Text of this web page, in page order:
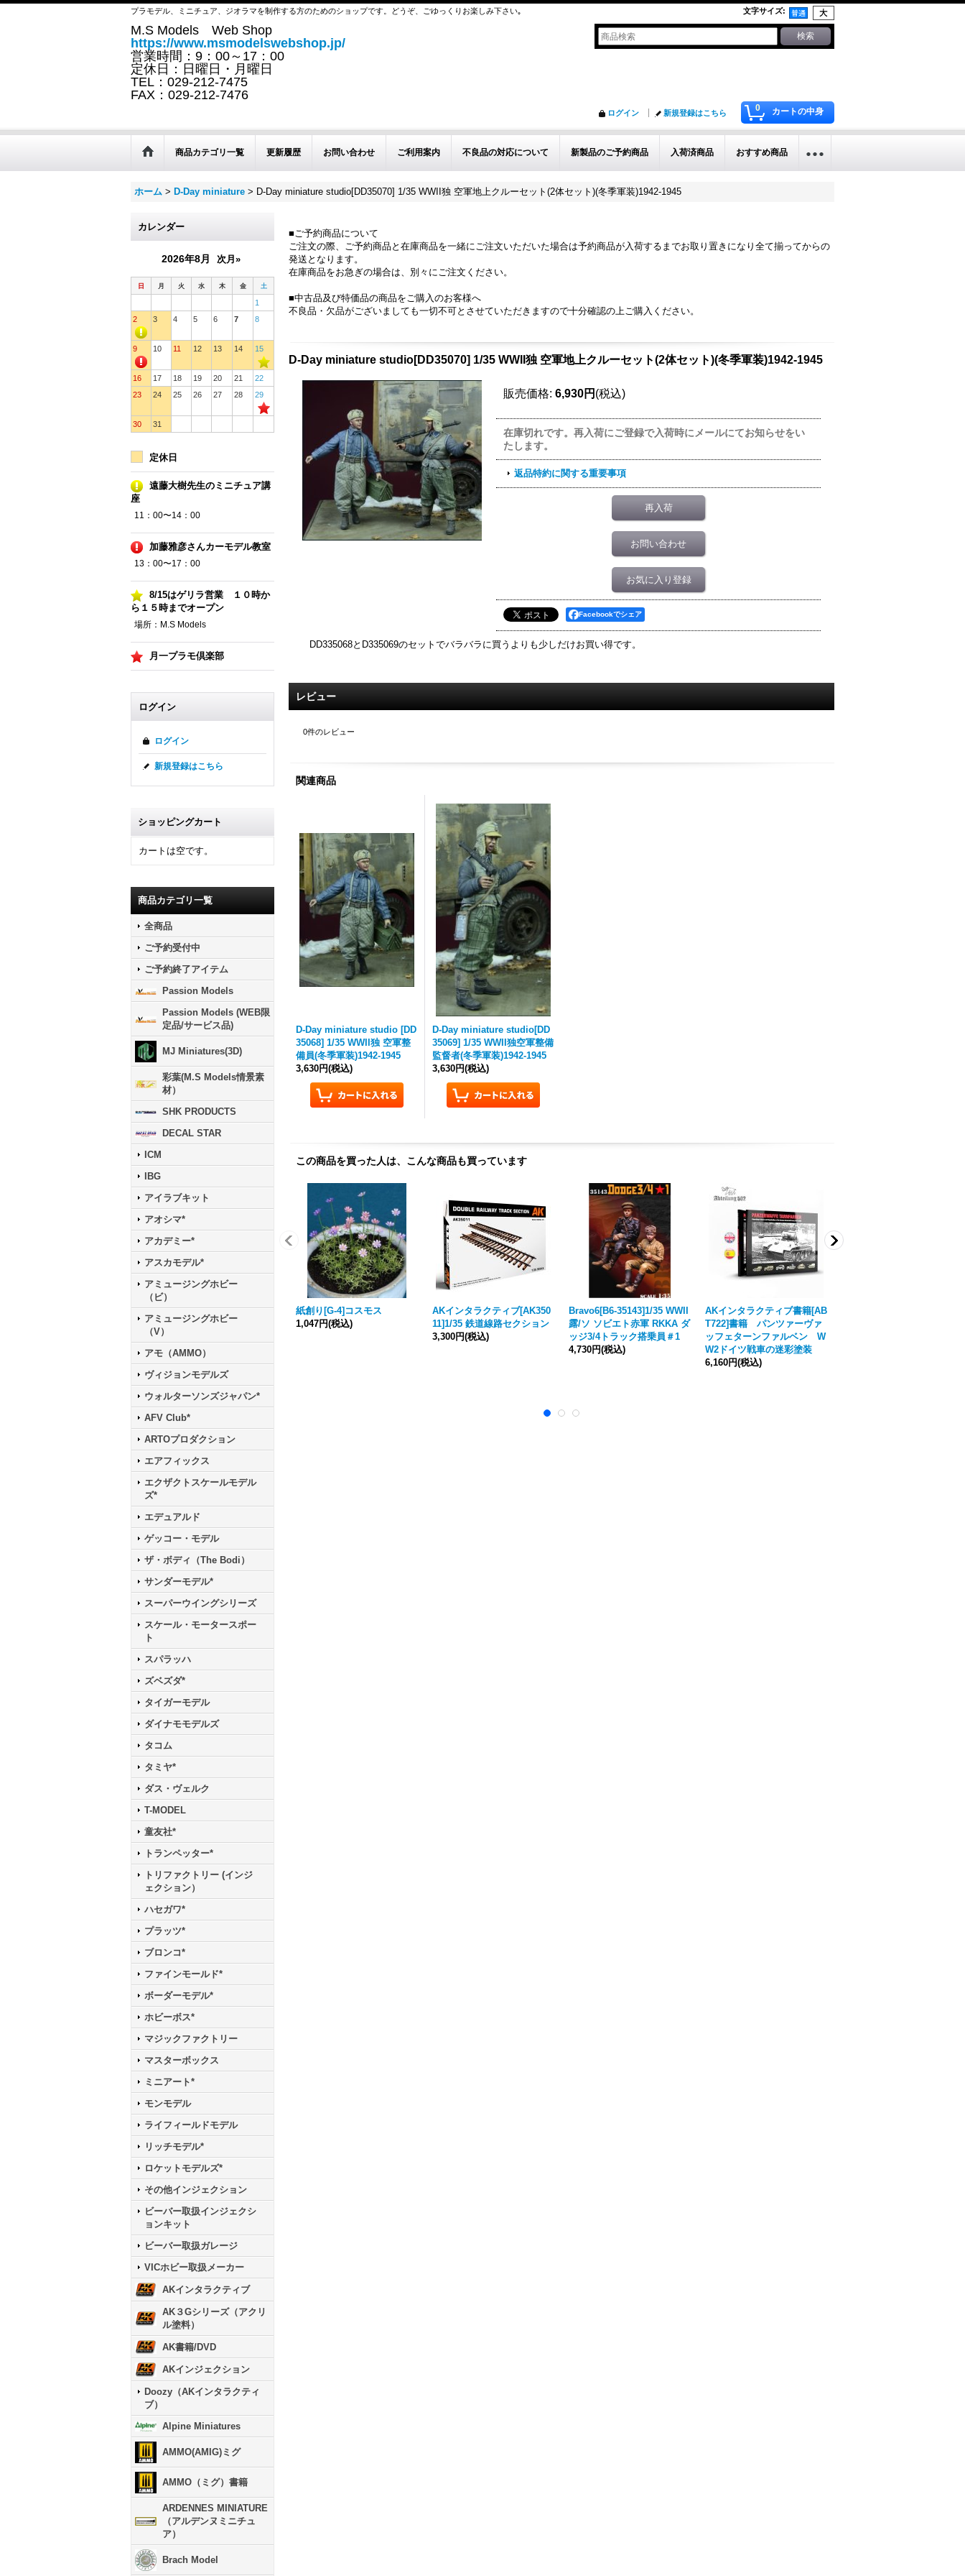
プラモデル、ミニチュア、ジオラマを制作する方のためのショップです。どうぞ、ごゆっくりお楽しみ下さい｡ 文字サイズ:
M.S Models Web Shop
https://www.msmodelswebshop.jp/
営業時間：9：00～17：00
定休日：日曜日・月曜日
TEL：029-212-7475
FAX：029-212-7476
0 カートの中身
ログイン 新規登録はこちら
商品カテゴリ一覧 更新履歴 お問い合わせ ご利用案内 不良品の対応について 新製品のご予約商品 入荷済商品 おすすめ商品
ホーム > D-Day miniature > D-Day miniature studio[DD35070] 1/35 WWII独 空軍地上クルーセット(2体セット)(冬季軍装)1942-1945
カレンダー
2026年8月 次月»
日 月 火 水 木 金 土
1
2
3 4 5 6 7 8
9 10 11 12 13 14 15
16 17 18 19 20 21
22
23
24 25 26 27 28 29
30 31
定休日
遠藤大樹先生のミニチュア講
座
11：00〜14：00
加藤雅彦さんカーモデル教室
13：00〜17：00
8/15はゲリラ営業 １０時か
ら１５時までオープン
場所：M.S Models
月一プラモ倶楽部
ログイン
ログイン
新規登録はこちら
ショッピングカート
カートは空です。
商品カテゴリ一覧
全商品
ご予約受付中
ご予約終了アイテム
Passion Models
Passion Models (WEB限
定品/サービス品)
MJ Miniatures(3D)
彩葉(M.S Models情景素
材）
SHK PRODUCTS
DECAL STAR
ICM
IBG
アイラブキット
アオシマ*
アカデミー*
アスカモデル*
アミュージングホビー
（ビ）
アミュージングホビー
（V）
アモ（AMMO）
ヴィジョンモデルズ
ウォルターソンズジャパン*
AFV Club*
ARTOプロダクション
エアフィックス
エクザクトスケールモデル
ズ*
エデュアルド
ゲッコー・モデル
ザ・ボディ（The Bodi）
サンダーモデル*
スーパーウイングシリーズ
スケール・モータースポー
ト
スパラッハ
ズベズダ*
タイガーモデル
ダイナモモデルズ
タコム
タミヤ*
ダス・ヴェルク
T-MODEL
童友社*
トランペッター*
トリファクトリー (インジ
ェクション）
ハセガワ*
プラッツ*
ブロンコ*
ファインモールド*
ボーダーモデル*
ホビーボス*
マジックファクトリー
マスターボックス
ミニアート*
モンモデル
ライフィールドモデル
リッチモデル*
ロケットモデルズ*
その他インジェクション
ビーバー取扱インジェクシ
ョンキット
ビーバー取扱ガレージ
VICホビー取扱メーカー
AKインタラクティブ
AK３Gシリーズ（アクリ
ル塗料）
AK書籍/DVD
AKインジェクション
Doozy（AKインタラクティ
ブ）
Alpine Miniatures
AMMO(AMIG)ミグ
AMMO（ミグ）書籍
ARDENNES MINIATURE
（アルデンヌミニチュ
ア）
Brach Model
■ご予約商品について
ご注文の際、ご予約商品と在庫商品を一緒にご注文いただいた場合は予約商品が入荷するまでお取り置きになり全て揃ってからの
発送となります。
在庫商品をお急ぎの場合は、別々にご注文ください。
■中古品及び特価品の商品をご購入のお客様へ
不良品・欠品がございましても一切不可とさせていただきますので十分確認の上ご購入ください。
D-Day miniature studio[DD35070] 1/35 WWII独 空軍地上クルーセット(2体セット)(冬季軍装)1942-1945
販売価格: 6,930円 (税込)
在庫切れです。再入荷にご登録で入荷時にメールにてお知らせをい
たします。
返品特約に関する重要事項
再入荷
お問い合わせ
お気に入り登録
Facebookでシェア
DD335068とD335069のセットでバラバラに買うよりも少しだけお買い得です。
レビュー
0件のレビュー
関連商品
D-Day miniature studio [DD
35068] 1/35 WWII独 空軍整
備員(冬季軍装)1942-1945
3,630円(税込)
D-Day miniature studio[DD
35069] 1/35 WWII独空軍整備
監督者(冬季軍装)1942-1945
3,630円(税込)
この商品を買った人は、こんな商品も買っています
紙創り[G-4]コスモス
1,047円(税込)
AKインタラクティブ[AK350
11]1/35 鉄道線路セクション
3,300円(税込)
Bravo6[B6-35143]1/35 WWII
露/ソ ソビエト赤軍 RKKA ダ
ッジ3/4トラック搭乗員＃1
4,730円(税込)
AKインタラクティブ書籍[AB
T722]書籍 パンツァーヴァ
ッフェターンファルベン W
W2ドイツ戦車の迷彩塗装
6,160円(税込)